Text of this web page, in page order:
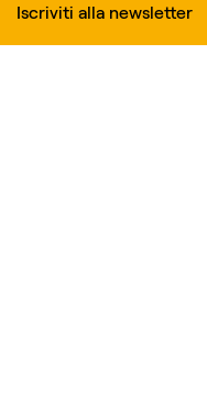
Iscriviti alla newsletter